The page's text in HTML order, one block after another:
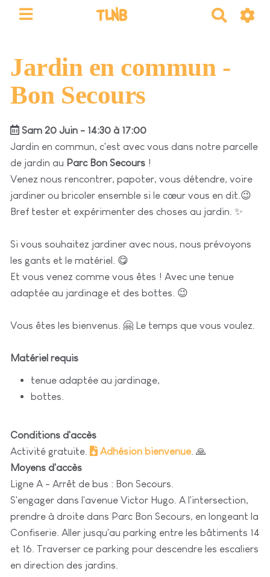
TLNB
e
r
Jardin en commun -
Bon Secours
Sam 20 Juin - 14:30 à 17:00
Jardin en commun, c'est avec vous dans notre parcelle
de jardin au Parc Bon Secours !
Venez nous rencontrer, papoter, vous détendre, voire
jardiner ou bricoler ensemble si le cœur vous en dit.😉
Bref tester et expérimenter des choses au jardin. ✨
Si vous souhaitez jardiner avec nous, nous prévoyons
les gants et le matériel. 😋
Et vous venez comme vous êtes ! Avec une tenue
adaptée au jardinage et des bottes. 😉
Vous êtes les bienvenus. 🤗 Le temps que vous voulez.
Matériel requis
tenue adaptée au jardinage,
bottes.
Conditions d'accès
Activité gratuite.
Adhésion bienvenue. 🙏
Moyens d'accès
Ligne A - Arrêt de bus : Bon Secours.
S'engager dans l'avenue Victor Hugo. A l'intersection,
prendre à droite dans Parc Bon Secours, en longeant la
Confiserie. Aller jusqu'au parking entre les bâtiments 14
et 16. Traverser ce parking pour descendre les escaliers
en direction des jardins.